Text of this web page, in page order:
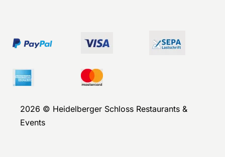
2026 © Heidelberger Schloss Restaurants &
Events